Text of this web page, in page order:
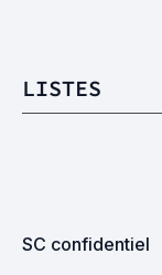
LISTES
SC confidentiel